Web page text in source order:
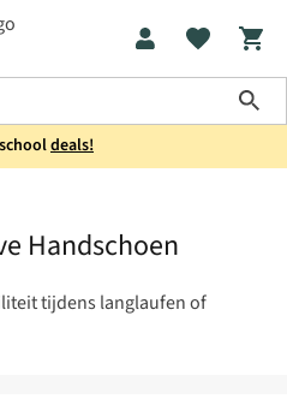
deals!
Handschoen
tijdens langlaufen of